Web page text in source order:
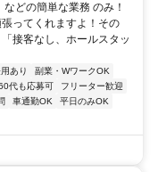
どの簡単な業務 のみ！
ってくれますよ！その
接客なし、ホールスタッ
あり
副業・WワークOK
代も応募可
フリーター歓迎
車通勤OK
平日のみOK